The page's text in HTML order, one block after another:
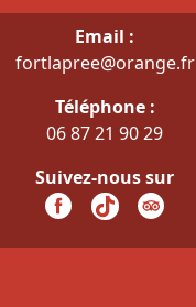
Email :
fortlapree@orange.fr
Téléphone :
06 87 21 90 29
Suivez-nous sur